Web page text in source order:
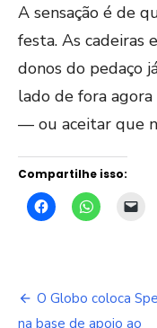
A sensação é de
festa. As cadeiras
donos do pedaço
lado de fora
— ou aceitar que
Compartilhe isso:
O Globo coloca
na base de apoio ao